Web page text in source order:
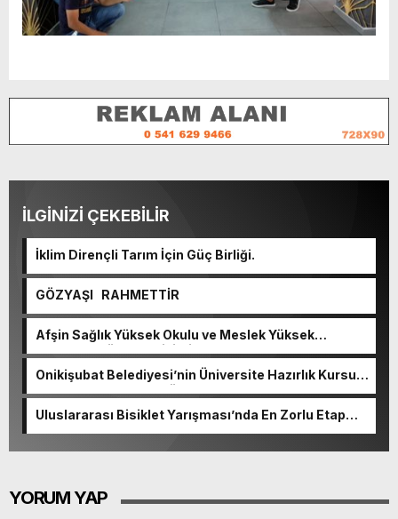
İLGİNİZİ ÇEKEBİLİR
İklim Dirençli Tarım İçin Güç Birliği.
GÖZYAŞI RAHMETTİR
Afşin Sağlık Yüksek Okulu ve Meslek Yüksek
Okulunda görev değişimi!
Onikişubat Belediyesi’nin Üniversite Hazırlık Kursu
başvurularında son gün 7 Ağustos.
Uluslararası Bisiklet Yarışması’nda En Zorlu Etap
Tamamlandı.
YORUM YAP